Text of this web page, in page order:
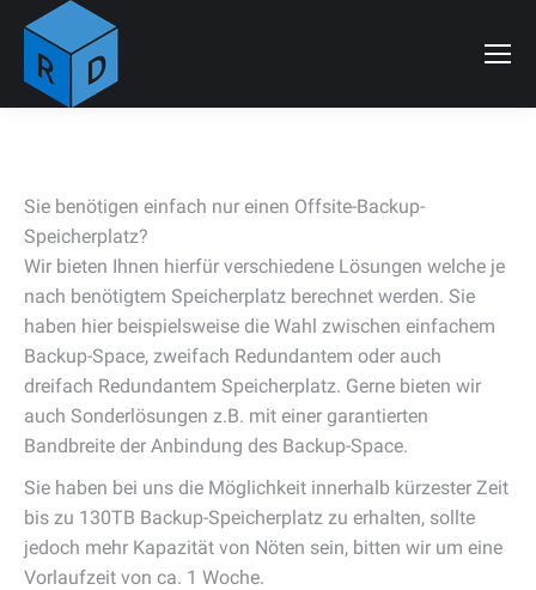
Sie benötigen einfach nur einen Offsite-Backup-
Speicherplatz?
Wir bieten Ihnen hierfür verschiedene Lösungen welche je
nach benötigtem Speicherplatz berechnet werden. Sie
haben hier beispielsweise die Wahl zwischen einfachem
Backup-Space, zweifach Redundantem oder auch
dreifach Redundantem Speicherplatz. Gerne bieten wir
auch Sonderlösungen z.B. mit einer garantierten
Bandbreite der Anbindung des Backup-Space.
Sie haben bei uns die Möglichkeit innerhalb kürzester Zeit
bis zu 130TB Backup-Speicherplatz zu erhalten, sollte
jedoch mehr Kapazität von Nöten sein, bitten wir um eine
Vorlaufzeit von ca. 1 Woche.